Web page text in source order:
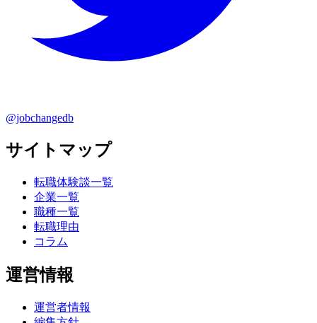
@jobchangedb
サイトマップ
転職体験談一覧
企業一覧
職種一覧
転職理由
コラム
運営情報
運営者情報